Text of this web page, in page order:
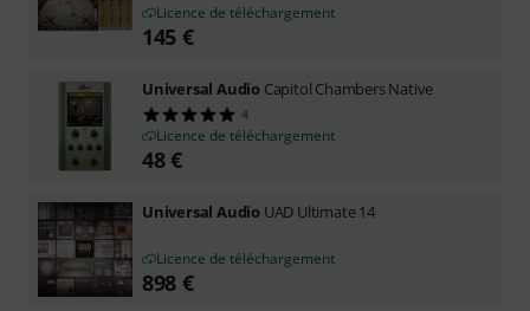
Licence de téléchargement
145 €
Universal Audio Capitol Chambers Native
4
Licence de téléchargement
48€
Universal Audio UAD Ultimate 14
Licence de téléchargement
898 €